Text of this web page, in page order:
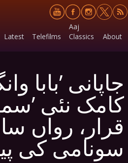
Latest Telefilms
Aaj
Classics
About
جاپانی ’بابا
کامک نئی
قرار، رواں
سونامی کی